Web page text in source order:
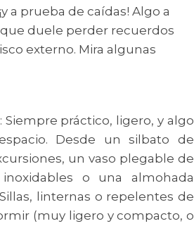
a prueba de caídas! Algo a
duele perder recuerdos
externo. Mira algunas
: Siempre práctico, ligero, y algo
Desde un silbato de
un vaso plegable de
o una almohada
linternas o repelentes de
(muy ligero y compacto, o